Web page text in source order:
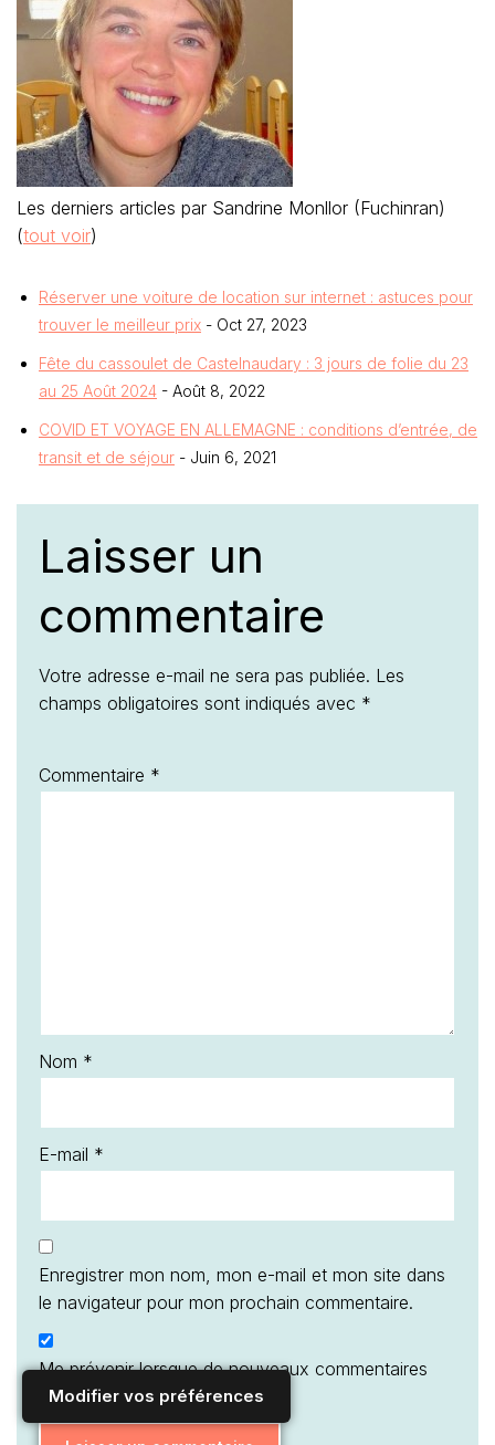
Modifier vos préférences
Les derniers articles par Sandrine Monllor (Fuchinran)
(tout voir)
Réserver une voiture de location sur internet : astuces pour
trouver le meilleur prix - Oct 27, 2023
Fête du cassoulet de Castelnaudary : 3 jours de folie du 23
au 25 Août 2024 - Août 8, 2022
COVID ET VOYAGE EN ALLEMAGNE : conditions d’entrée, de
transit et de séjour - Juin 6, 2021
Laisser un
commentaire
Votre adresse e-mail ne sera pas publiée. Les
champs obligatoires sont indiqués avec *
Commentaire *
Nom *
E-mail *
Enregistrer mon nom, mon e-mail et mon site dans
le navigateur pour mon prochain commentaire.
Me prévenir lorsque de nouveaux commentaires
sont ajoutés.